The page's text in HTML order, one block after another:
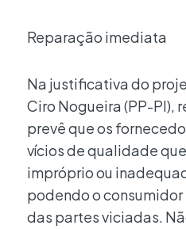
Reparação imediata
Na justificativa do
Ciro Nogueira (PP-PI),
prevê que os
vícios de qualidade
impróprio ou
podendo o
das partes viciadas.